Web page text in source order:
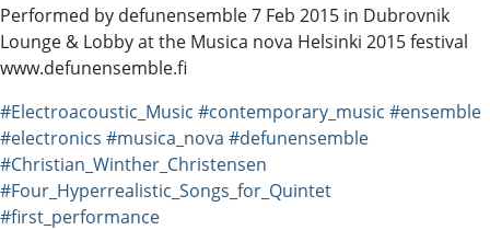
Performed by defunensemble 7 Feb 2015 in Dubrovnik
Lounge & Lobby at the Musica nova Helsinki 2015 festival
www.defunensemble.fi
#Electroacoustic_Music #contemporary_music #ensemble
#electronics #musica_nova #defunensemble
#Christian_Winther_Christensen
#Four_Hyperrealistic_Songs_for_Quintet
#first_performance